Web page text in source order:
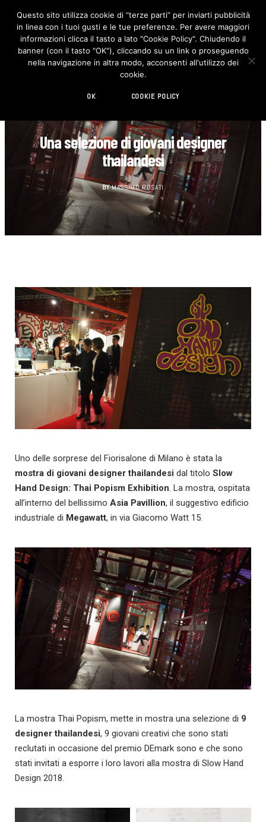
F
c
e
b
o
I
n
s
t
Una selezione di giovani designer
thailandesi
BY MASSIMO ROSATI
Uno delle sorprese del Fiorisalone di Milano è stata la
mostra di giovani designer thailandesi dal titolo Slow
Hand Design: Thai Popism Exhibition. La mostra, ospitata
all’interno del bellissimo Asia Pavillion, il suggestivo edificio
industriale di Megawatt, in via Giacomo Watt 15.
La mostra Thai Popism, mette in mostra una selezione di 9
designer thailandesi, 9 giovani creativi che sono stati
reclutati in occasione del premio DEmark sono e che sono
stati invitati a esporre i loro lavori alla mostra di Slow Hand
Design 2018.
Questo sito utilizza cookie di “terze parti” per inviarti pubblicità
in linea con i tuoi gusti e le tue preferenze. Per avere maggiori
informazioni clicca il tasto a lato "Cookie Policy". Chiudendo il
banner (con il tasto "OK"), cliccando su un link o proseguendo
nella navigazione in altra modo, acconsenti all'utilizzo dei
cookie.
OK COOKIE POLICY